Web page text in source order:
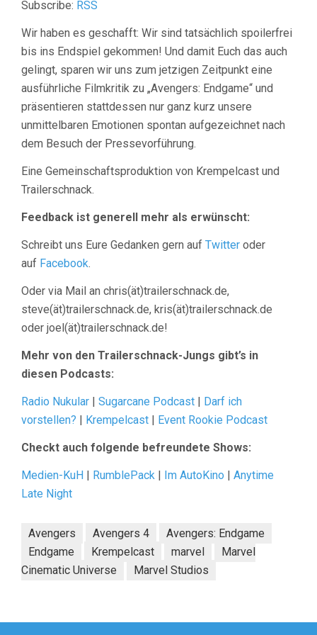
Subscribe: RSS
Wir haben es geschafft: Wir sind tatsächlich spoilerfrei
bis ins Endspiel gekommen! Und damit Euch das auch
gelingt, sparen wir uns zum jetzigen Zeitpunkt eine
ausführliche Filmkritik zu „Avengers: Endgame“ und
präsentieren stattdessen nur ganz kurz unsere
unmittelbaren Emotionen spontan aufgezeichnet nach
dem Besuch der Pressevorführung.
Eine Gemeinschaftsproduktion von Krempelcast und
Trailerschnack.
Feedback ist generell mehr als erwünscht:
Schreibt uns Eure Gedanken gern auf Twitter oder
auf Facebook.
Oder via Mail an chris(ät)trailerschnack.de,
steve(ät)trailerschnack.de, kris(ät)trailerschnack.de
oder joel(ät)trailerschnack.de!
Mehr von den Trailerschnack-Jungs gibt’s in
diesen Podcasts:
Radio Nukular | Sugarcane Podcast | Darf ich
vorstellen? | Krempelcast | Event Rookie Podcast
Checkt auch folgende befreundete Shows:
Medien-KuH | RumblePack | Im AutoKino | Anytime
Late Night
Avengers Avengers 4
Avengers: Endgame
Endgame
Krempelcast marvel
Marvel
Cinematic Universe
Marvel Studios